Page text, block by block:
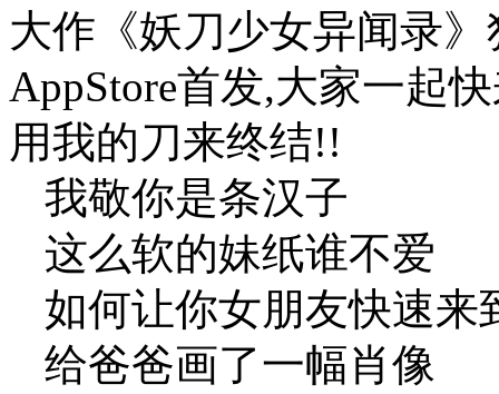
大作《妖刀少女异闻录
AppStore首发,大家一起
用我的刀来终结!!
我敬你是条汉子
这么软的妹纸谁不爱
如何让你女朋友快速来
给爸爸画了一幅肖像